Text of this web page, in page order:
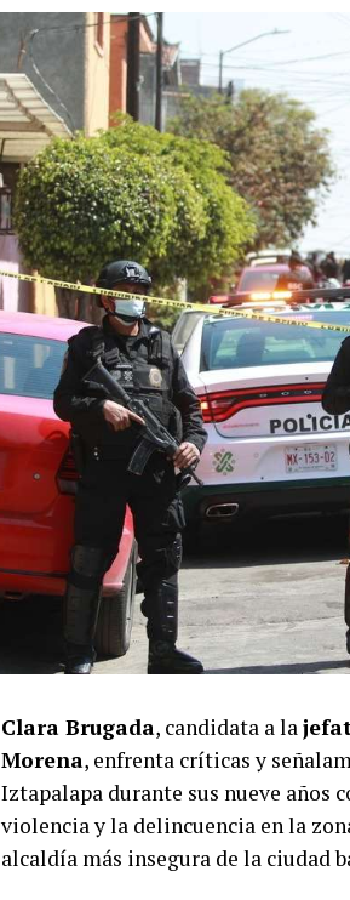
Clara Brugada, candidata a la
Morena, enfrenta críticas y
Iztapalapa durante sus nueve años
violencia y la delincuencia en la
alcaldía más insegura de la ciudad